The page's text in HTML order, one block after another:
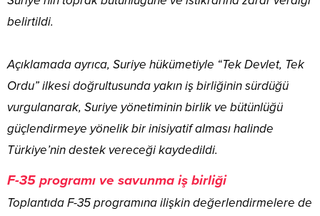
belirtildi.
Açıklamada ayrıca, Suriye hükümetiyle “Tek Devlet, Tek
Ordu” ilkesi doğrultusunda yakın iş birliğinin sürdüğü
vurgulanarak, Suriye yönetiminin birlik ve bütünlüğü
güçlendirmeye yönelik bir inisiyatif alması halinde
Türkiye’nin destek vereceği kaydedildi.
F-35 programı ve savunma iş birliği
Toplantıda F-35 programına ilişkin değerlendirmelere de